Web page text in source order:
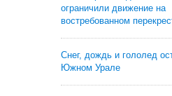
ограничили движение на
востребованном
Снег, дождь и гололед
Южном Урале